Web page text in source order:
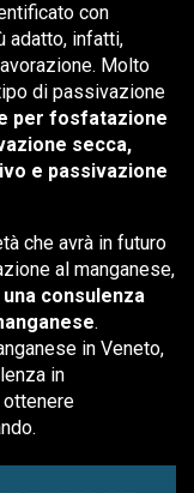
con
adatto, infatti,
Molto
di passivazione
per fosfatazione
secca,
e passivazione
che avrà in futuro
al manganese,
consulenza
.
in Veneto,
in